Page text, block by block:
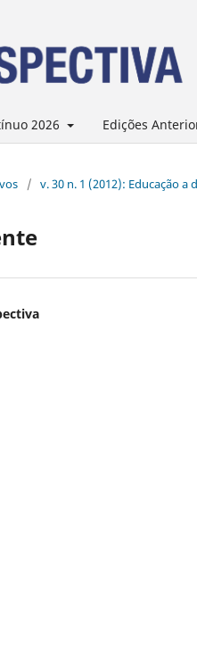
2026 Edições
/ v. 30 n. 1 (2012): Educação